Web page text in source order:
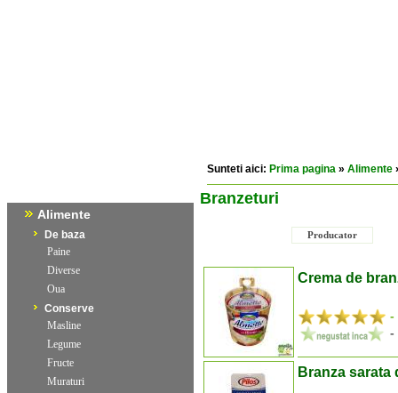
Alimente
De baza
Paine
Diverse
Oua
Conserve
Masline
Legume
Fructe
Muraturi
Sunteti aici: Prima pagina » Alimente
Branzeturi
Producator
Crema de
-
-
Branza sarata